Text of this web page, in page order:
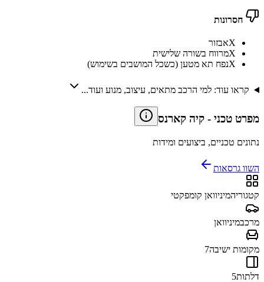
חסרונות
Xאבזור
Xמרווח בשורה שלישית
Xנפח תא מטען (כשכל המושבים בשימוש)
קראו עוד: למי הרכב מתאים, עיצוב, מנוע ועוד...
מפרט טכני - קיה קארנס
נתונים טכניים, ביצועים ומידות
השוו גרסאות
קטגוריהמיניוואן קומפקטי
מרכבמיניוואן
מקומות ישיבה7
דלתות5